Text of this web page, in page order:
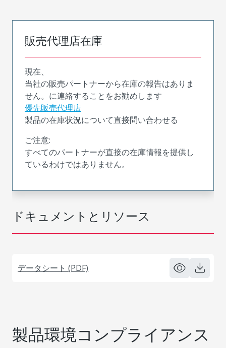
ドキュメントとリソース
データシート (PDF)
販売代理店在庫
現在、
当社の販売パートナーから在庫の報告はありま
せん。に連絡することをお勧めします
優先販売代理店
製品の在庫状況について直接問い合わせる
ご注意:
すべてのパートナーが直接の在庫情報を提供し
ているわけではありません。
製品環境コンプライアンス